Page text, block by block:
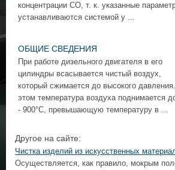
концентрации СО, т. к. указанные
устанавливаются системой у ...
ОБЩИЕ СВЕДЕНИЯ
При работе дизельного двигателя в его
цилиндры всасывается чистый воздух,
который сжимается до высокого
этом температура воздуха поднимается
- 900°С, превышающую температуру в ...
Другое на сайте:
Чистка изделий из искусственных
Осуществляется, как правило, мокрым